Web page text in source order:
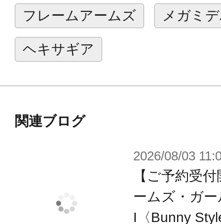
フレームアームズ メガミ
ヘキサギア
関連ブログ
2026/08/03
【ご予約受
ームズ・ガ
I〈Bunny